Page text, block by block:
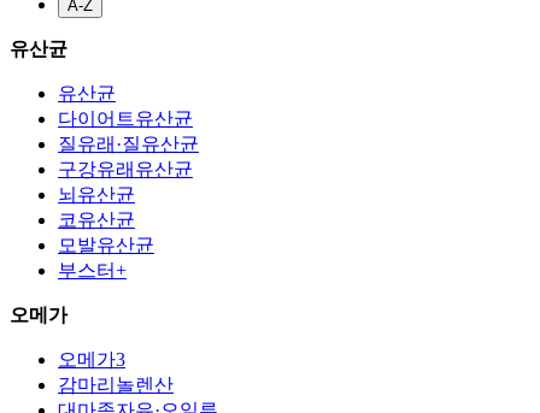
A-Z
유산균
유산균
다이어트유산균
질유래·질유산균
구강유래유산균
뇌유산균
코유산균
모발유산균
부스터+
오메가
오메가3
감마리놀렌산